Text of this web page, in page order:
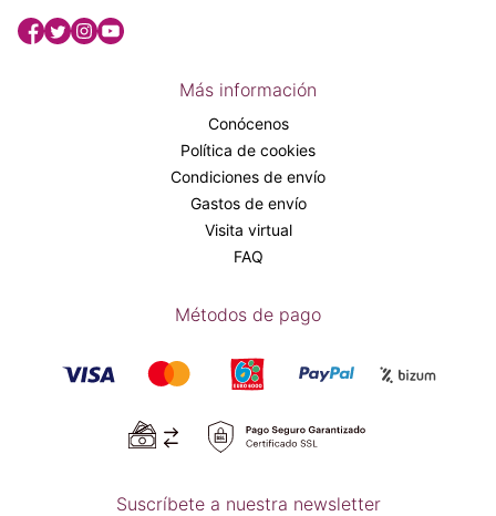
Más información
Conócenos
Política de cookies
Condiciones de envío
Gastos de envío
Visita virtual
FAQ
Métodos de pago
Suscríbete a nuestra newsletter